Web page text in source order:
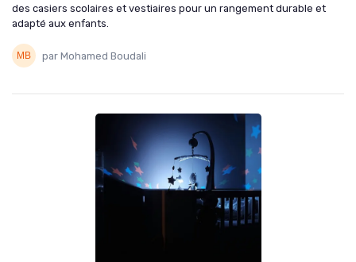
des casiers scolaires et vestiaires pour un rangement durable et
adapté aux enfants.
par Mohamed Boudali